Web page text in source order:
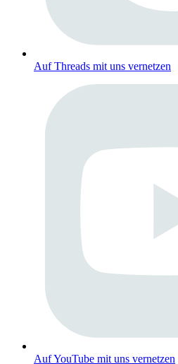
Auf Threads mit uns vernetzen
Auf YouTube mit uns vernetzen